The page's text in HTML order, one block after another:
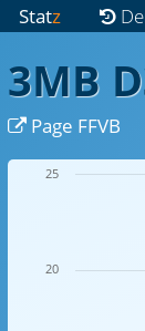
Statz
3MB
Page FFVB
20
25